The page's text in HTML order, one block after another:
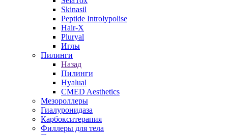
Skinasil
Peptide Introlypolise
Hair-X
Pluryal
Иглы
Пилинги
Назад
Пилинги
Hyalual
CMED Aesthetics
Мезороллеры
Гиалуронидаза
Карбокситерапия
Филлеры для тела